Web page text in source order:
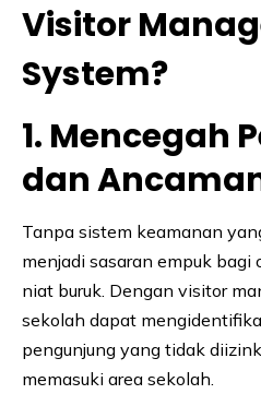
Visitor
System?
1. Mencegah
dan
Tanpa sistem keamanan
menjadi sasaran empuk
niat buruk. Dengan visitor
sekolah dapat
pengunjung yang tidak
memasuki area sekolah.